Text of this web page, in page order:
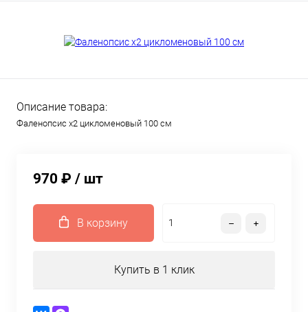
Описание товара:
Фаленопсис х2 цикломеновый 100 см
970 ₽ / шт
В корзину
Купить в 1 клик